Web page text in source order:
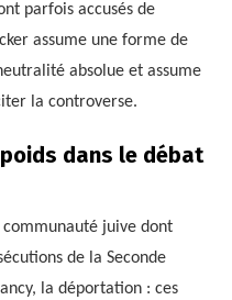
parfois accusés de
assume une forme de
absolue et assume
la controverse.
dans le débat
juive dont
de la Seconde
la déportation : ces